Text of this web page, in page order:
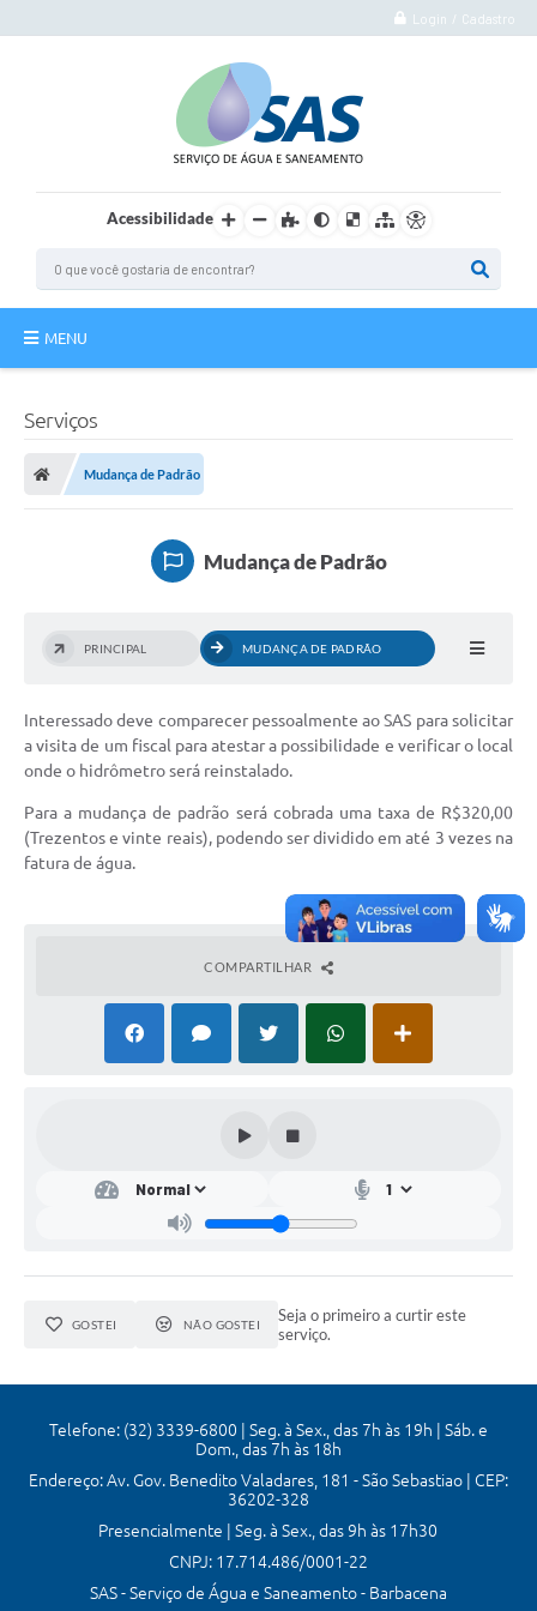
Login / Cadastro
Acessibilidade
MENU
Autoatendimento
Transparência
Legislação
Plano Municipal de Saneamento Básico
Intranet
Teleatendimento
Serviços
Mudança de Padrão
Mudança de Padrão
PRINCIPAL MUDANÇA DE PADRÃO
Interessado deve comparecer pessoalmente ao SAS para solicitar
a visita de um fiscal para atestar a possibilidade e verificar o local
onde o hidrômetro será reinstalado.
Para a mudança de padrão será cobrada uma taxa de R$320,00
(Trezentos e vinte reais), podendo ser dividido em até 3 vezes na
fatura de água.
COMPARTILHAR
GOSTEI NÃO GOSTEI
Seja o primeiro a curtir este
serviço.
Telefone: (32) 3339-6800 | Seg. à Sex., das 7h às 19h | Sáb. e
Dom., das 7h às 18h
Endereço: Av. Gov. Benedito Valadares, 181 - São Sebastiao | CEP:
36202-328
Presencialmente | Seg. à Sex., das 9h às 17h30
CNPJ: 17.714.486/0001-22
SAS - Serviço de Água e Saneamento - Barbacena